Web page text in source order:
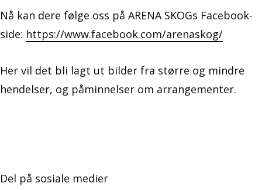
Nå kan dere følge oss på ARENA SKOGs Facebook-
side: https://www.facebook.com/arenaskog/
Her vil det bli lagt ut bilder fra større og mindre
hendelser, og påminnelser om arrangementer.
Del på sosiale medier